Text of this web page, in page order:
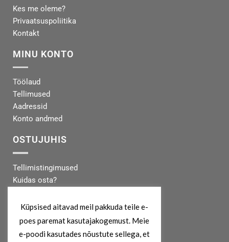
Kes me oleme?
Privaatsuspoliitika
Kontakt
MINU KONTO
Töölaud
Tellimused
Aadressid
Konto andmed
OSTUJUHIS
Tellimistingimused
Kuidas osta?
Tarneinfo
MEIST
Küpsised aitavad meil pakkuda teile e-
poes paremat kasutajakogemust. Meie
e-poodi kasutades nõustute sellega, et